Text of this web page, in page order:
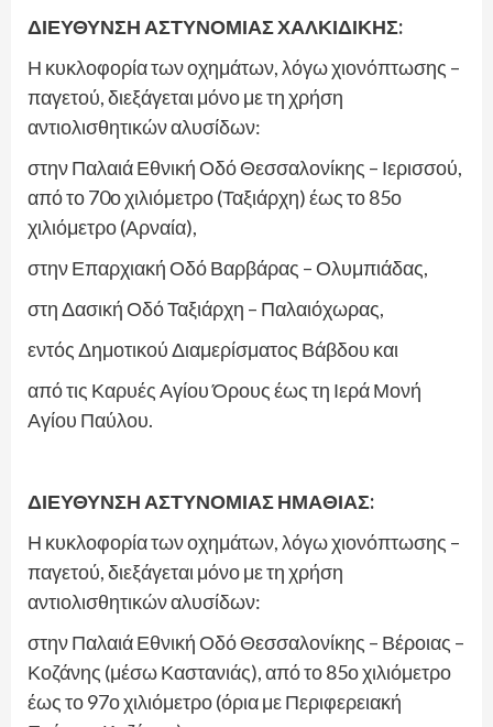
ΔΙΕΥΘΥΝΣΗ ΑΣΤΥΝΟΜΙΑΣ ΧΑΛΚΙΔΙΚΗΣ:
Η κυκλοφορία των οχημάτων, λόγω χιονόπτωσης –
παγετού, διεξάγεται μόνο με τη χρήση
αντιολισθητικών αλυσίδων:
στην Παλαιά Εθνική Οδό Θεσσαλονίκης – Ιερισσού,
από το 70ο χιλιόμετρο (Ταξιάρχη) έως το 85ο
χιλιόμετρο (Αρναία),
στην Επαρχιακή Οδό Βαρβάρας – Ολυμπιάδας,
στη Δασική Οδό Ταξιάρχη – Παλαιόχωρας,
εντός Δημοτικού Διαμερίσματος Βάβδου και
από τις Καρυές Αγίου Όρους έως τη Ιερά Μονή
Αγίου Παύλου.
ΔΙΕΥΘΥΝΣΗ ΑΣΤΥΝΟΜΙΑΣ ΗΜΑΘΙΑΣ:
Η κυκλοφορία των οχημάτων, λόγω χιονόπτωσης –
παγετού, διεξάγεται μόνο με τη χρήση
αντιολισθητικών αλυσίδων:
στην Παλαιά Εθνική Οδό Θεσσαλονίκης – Βέροιας –
Κοζάνης (μέσω Καστανιάς), από το 85ο χιλιόμετρο
έως το 97ο χιλιόμετρο (όρια με Περιφερειακή